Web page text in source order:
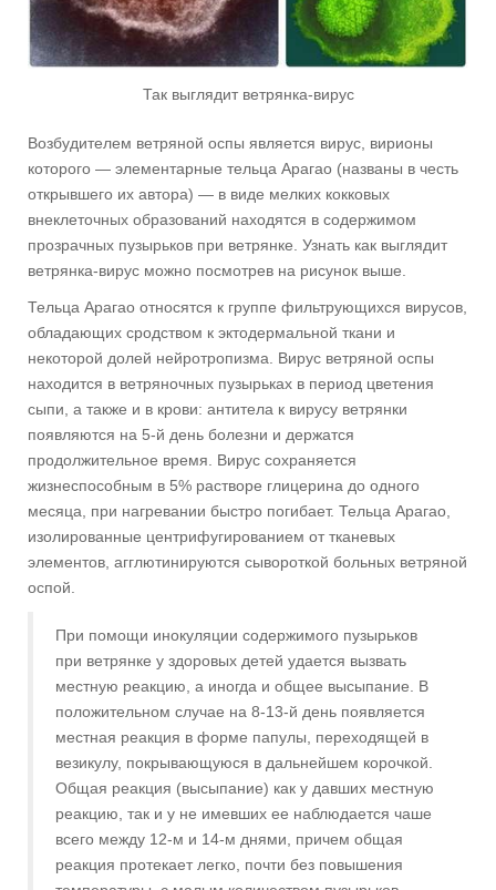
Так выглядит ветрянка-вирус
Возбудителем ветряной оспы является вирус, вирионы
которого — элементарные тельца Арагао (названы в честь
открывшего их автора) — в виде мелких кокковых
внеклеточных образований находятся в содержимом
прозрачных пузырьков при ветрянке. Узнать как выглядит
ветрянка-вирус можно посмотрев на рисунок выше.
Тельца Арагао относятся к группе фильтрующихся вирусов,
обладающих сродством к эктодермальной ткани и
некоторой долей нейротропизма. Вирус ветряной оспы
находится в ветряночных пузырьках в период цветения
сыпи, а также и в крови: антитела к вирусу ветрянки
появляются на 5-й день болезни и держатся
продолжительное время. Вирус сохраняется
жизнеспособным в 5% растворе глицерина до одного
месяца, при нагревании быстро погибает. Тельца Арагао,
изолированные центрифугированием от тканевых
элементов, агглютинируются сывороткой больных ветряной
оспой.
При помощи инокуляции содержимого пузырьков
при ветрянке у здоровых детей удается вызвать
местную реакцию, а иногда и общее высыпание. В
положительном случае на 8-13-й день появляется
местная реакция в форме папулы, переходящей в
везикулу, покрывающуюся в дальнейшем корочкой.
Общая реакция (высыпание) как у давших местную
реакцию, так и у не имевших ее наблюдается чаше
всего между 12-м и 14-м днями, причем общая
реакция протекает легко, почти без повышения